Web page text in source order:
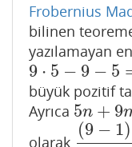
Frobernius
bilinen
yazılamayan
9 ⋅ 5 − 9 − 5
9⋅ 5 −9−5 = 31
büyük pozitif
Ayrıca 5n + 9
5n+9m
olarak
(9 − 1)
(9−1)(5−